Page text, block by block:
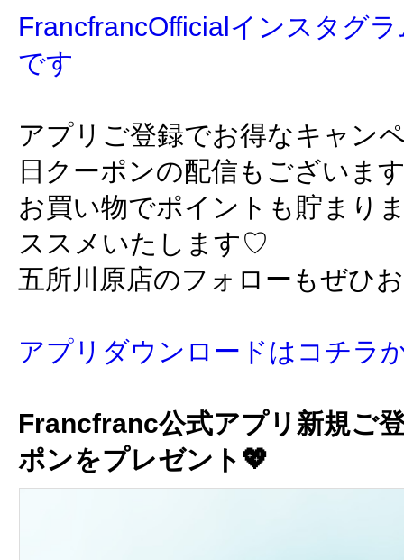
FrancfrancOfficialインスタグ
です
アプリご登録でお得なキャン
日クーポンの配信もございま
お買い物でポイントも貯まり
ススメいたします♡
五所川原店のフォローもぜひ
アプリダウンロードはコチラ
Francfranc公式アプリ新規ご
ポンをプレゼント💖